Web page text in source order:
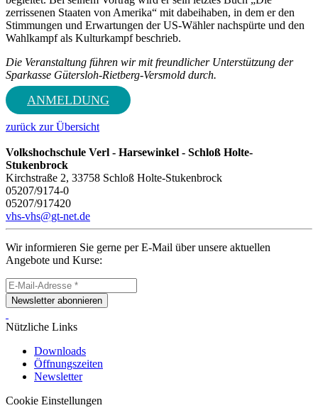
zerrissenen Staaten von Amerika“ mit dabeihaben, in dem er den
Stimmungen und Erwartungen der US-Wähler nachspürte und den
Wahlkampf als Kulturkampf beschrieb.
Die Veranstaltung führen wir mit freundlicher Unterstützung der
Sparkasse Gütersloh-Rietberg-Versmold durch.
ANMELDUNG
zurück zur Übersicht
Volkshochschule Verl - Harsewinkel - Schloß Holte-
Stukenbrock
Kirchstraße 2, 33758 Schloß Holte-Stukenbrock
05207/9174-0
05207/917420
vhs-vhs@gt-net.de
Wir informieren Sie gerne per E-Mail über unsere aktuellen
Angebote und Kurse:
Newsletter abonnieren
Nützliche Links
Downloads
Öffnungszeiten
Newsletter
Cookie Einstellungen